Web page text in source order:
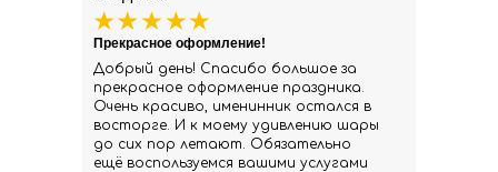
Добрый день! Спасибо большое за
прекрасное оформление праздника.
Очень красиво, именинник остался в
восторге. И к моему удивлению шары
до сих пор летают. Обязательно
ещё воспользуемся вашими услугами
Прекрасное оформление!